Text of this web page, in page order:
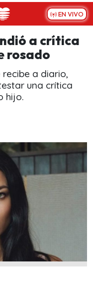
EN VIVO
a crítica
rosado
a diario,
una crítica
hijo.